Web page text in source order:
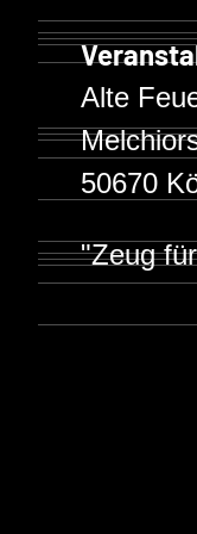
Alte
50670
"Zeug